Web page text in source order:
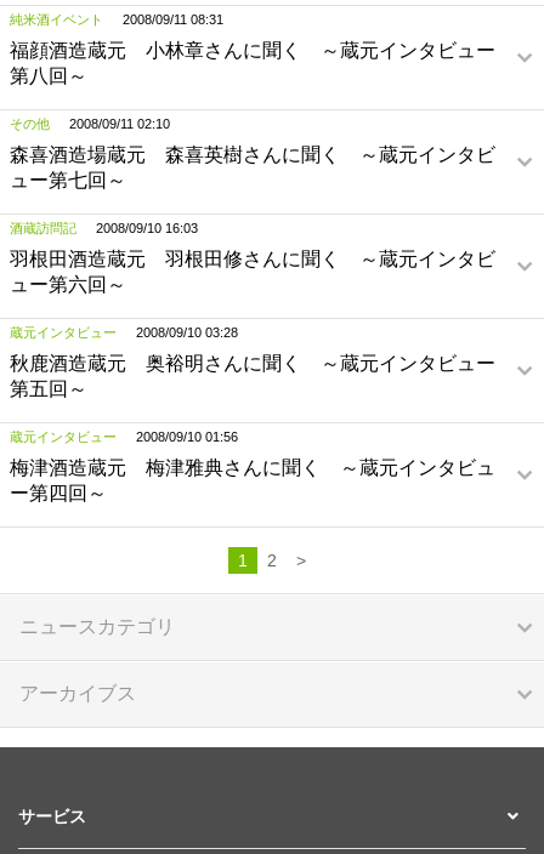
純米酒イベント 2008/09/11 08:31
福顔酒造蔵元 小林章さんに聞く ～蔵元インタビュー
第八回～
その他 2008/09/11 02:10
森喜酒造場蔵元 森喜英樹さんに聞く ～蔵元インタビ
ュー第七回～
酒蔵訪問記 2008/09/10 16:03
羽根田酒造蔵元 羽根田修さんに聞く ～蔵元インタビ
ュー第六回～
蔵元インタビュー 2008/09/10 03:28
秋鹿酒造蔵元 奥裕明さんに聞く ～蔵元インタビュー
第五回～
蔵元インタビュー 2008/09/10 01:56
梅津酒造蔵元 梅津雅典さんに聞く ～蔵元インタビュ
ー第四回～
1 2 >
ニュースカテゴリ
アーカイブス
サービス